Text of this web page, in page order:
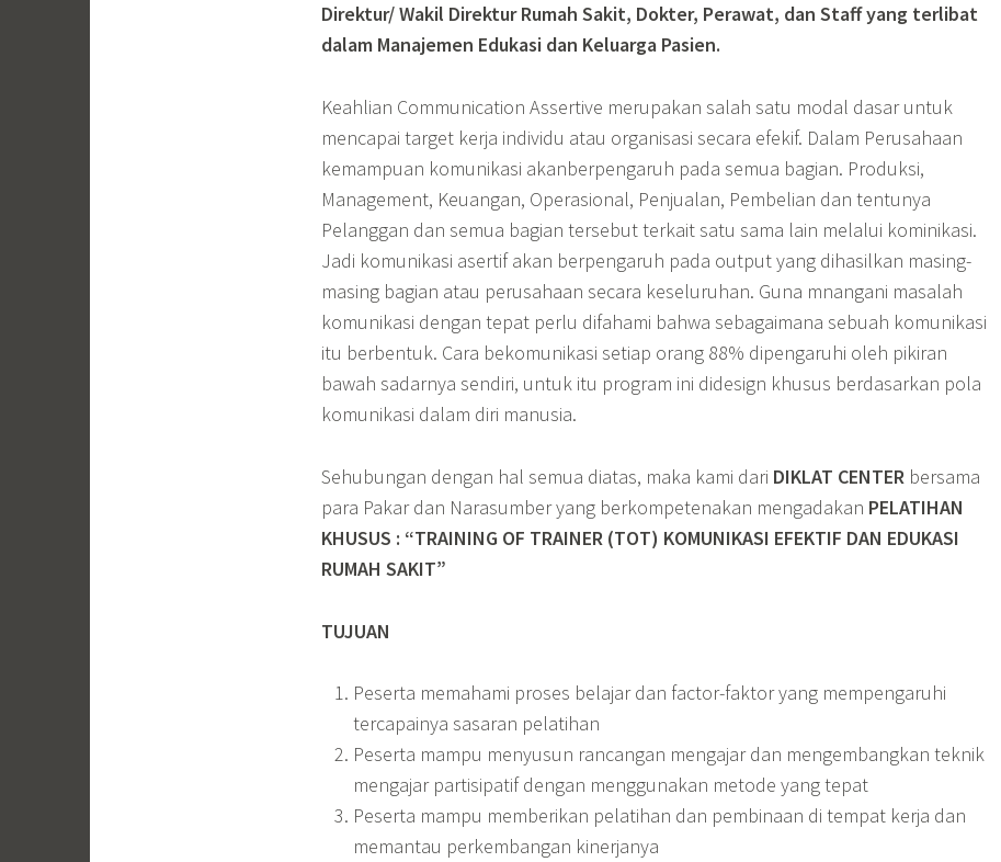
Direktur/ Wakil Direktur Rumah Sakit, Dokter, Perawat, dan Staff yang terlibat
dalam Manajemen Edukasi dan Keluarga Pasien.
Keahlian Communication Assertive merupakan salah satu modal dasar untuk
mencapai target kerja individu atau organisasi secara efekif. Dalam Perusahaan
kemampuan komunikasi akanberpengaruh pada semua bagian. Produksi,
Management, Keuangan, Operasional, Penjualan, Pembelian dan tentunya
Pelanggan dan semua bagian tersebut terkait satu sama lain melalui kominikasi.
Jadi komunikasi asertif akan berpengaruh pada output yang dihasilkan masing-
masing bagian atau perusahaan secara keseluruhan. Guna mnangani masalah
komunikasi dengan tepat perlu difahami bahwa sebagaimana sebuah komunikasi
itu berbentuk. Cara bekomunikasi setiap orang 88% dipengaruhi oleh pikiran
bawah sadarnya sendiri, untuk itu program ini didesign khusus berdasarkan pola
komunikasi dalam diri manusia.
Sehubungan dengan hal semua diatas, maka kami dari DIKLAT CENTER bersama
para Pakar dan Narasumber yang berkompetenakan mengadakan PELATIHAN
KHUSUS : “TRAINING OF TRAINER (TOT) KOMUNIKASI EFEKTIF DAN EDUKASI
RUMAH SAKIT”
TUJUAN
Peserta memahami proses belajar dan factor-faktor yang mempengaruhi
tercapainya sasaran pelatihan
Peserta mampu menyusun rancangan mengajar dan mengembangkan teknik
mengajar partisipatif dengan menggunakan metode yang tepat
Peserta mampu memberikan pelatihan dan pembinaan di tempat kerja dan
memantau perkembangan kinerjanya